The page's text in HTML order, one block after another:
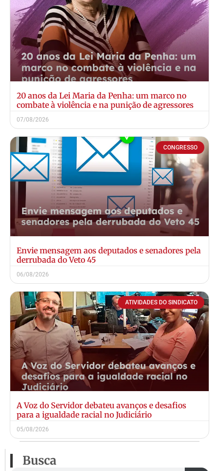
20 anos da Lei Maria da Penha: um marco no
combate à violência e na punição de agressores
07/08/2026
CONGRESSO
Envie mensagem aos deputados e senadores pela
derrubada do Veto 45
06/08/2026
ATIVIDADES DO SINDICATO
A Voz do Servidor debateu avanços e desafios
para a igualdade racial no Judiciário
05/08/2026
Busca